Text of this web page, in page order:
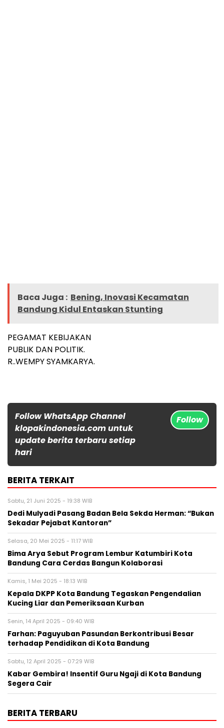
Baca Juga : Bening, Inovasi Kecamatan
Bandung Kidul Entaskan Stunting
PEGAMAT KEBIJAKAN
PUBLIK DAN POLITIK.
R..WEMPY SYAMKARYA.
Follow WhatsApp Channel
klopakindonesia.com untuk
update berita terbaru setiap
hari
Follow
BERITA TERKAIT
Sabtu, 21 Juni 2025 - 19:38 WIB
Dedi Mulyadi Pasang Badan Bela Sekda Herman: “Bukan
Sekadar Pejabat Kantoran”
Selasa, 20 Mei 2025 - 11:17 WIB
Bima Arya Sebut Program Lembur Katumbiri Kota
Bandung Cara Cerdas Bangun Kolaborasi
Kamis, 1 Mei 2025 - 18:13 WIB
Kepala DKPP Kota Bandung Tegaskan Pengendalian
Kucing Liar dan Pemeriksaan Kurban
Senin, 14 April 2025 - 09:40 WIB
Farhan: Paguyuban Pasundan Berkontribusi Besar
terhadap Pendidikan di Kota Bandung
Sabtu, 12 April 2025 - 07:29 WIB
Kabar Gembira! Insentif Guru Ngaji di Kota Bandung
Segera Cair
BERITA TERBARU